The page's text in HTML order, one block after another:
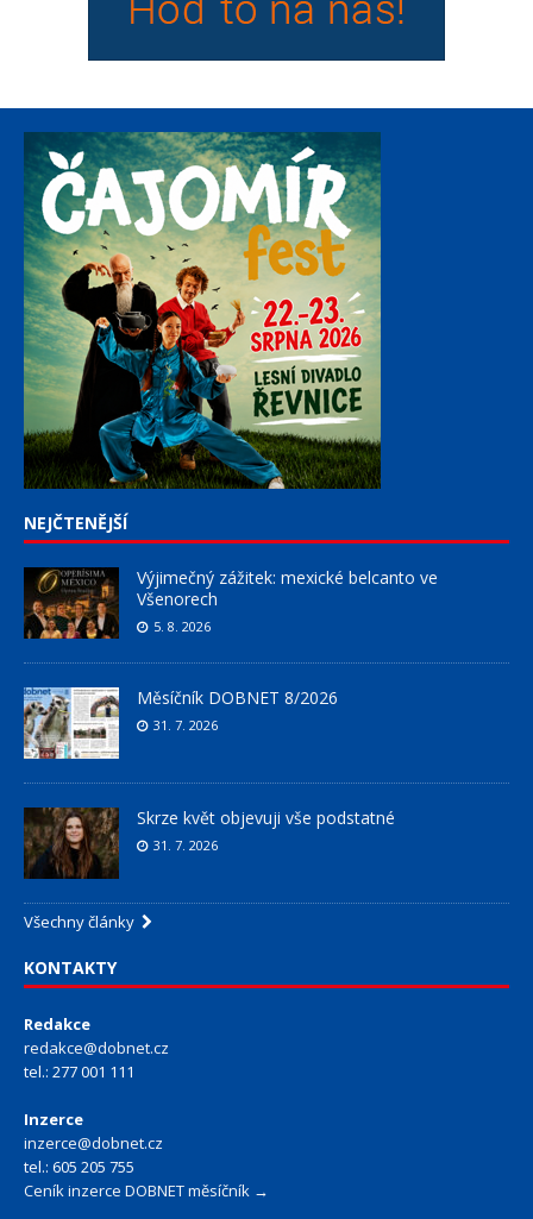
NEJČTENĚJŠÍ
Výjimečný zážitek: mexické belcanto ve
Všenorech
5. 8. 2026
Měsíčník DOBNET 8/2026
31. 7. 2026
Skrze květ objevuji vše podstatné
31. 7. 2026
Všechny články
KONTAKTY
Redakce
redakce@dobnet.cz
tel.: 277 001 111
Inzerce
inzerce@dobnet.cz
tel.: 605 205 755
Ceník inzerce DOBNET měsíčník →